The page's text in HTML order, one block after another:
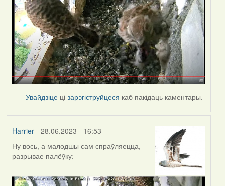
Увайдзіце цізарэгіструйцеся каб пакідаць каментары.
Harrier- 28.06.2023 - 16:53
Ну вось, а малодшы сам спраўляецца,
разрывае палёўку: